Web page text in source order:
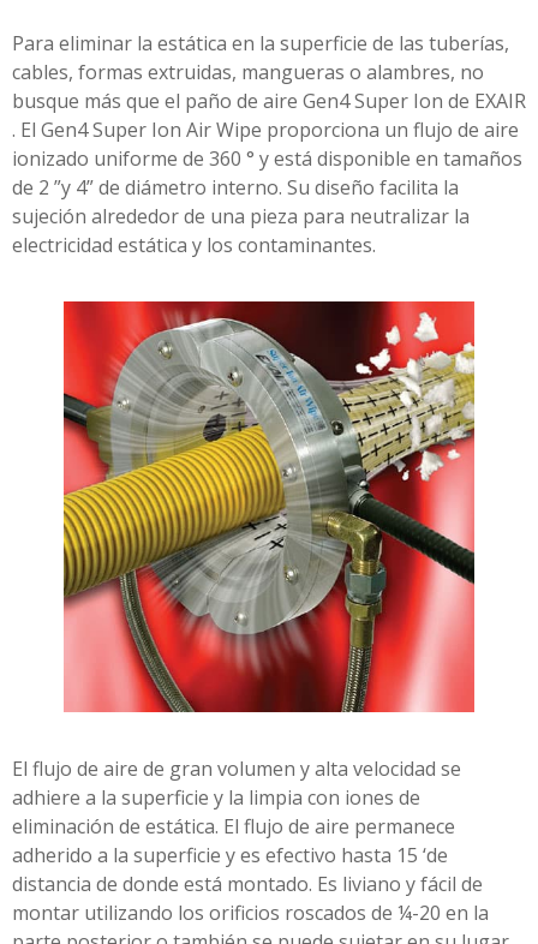
Para eliminar la estática en la superficie de las tuberías,
cables, formas extruidas, mangueras o alambres, no
busque más que el paño de aire Gen4 Super Ion de EXAIR
. El Gen4 Super Ion Air Wipe proporciona un flujo de aire
ionizado uniforme de 360 ​​° y está disponible en tamaños
de 2 ”y 4” de diámetro interno. Su diseño facilita la
sujeción alrededor de una pieza para neutralizar la
electricidad estática y los contaminantes.
El flujo de aire de gran volumen y alta velocidad se
adhiere a la superficie y la limpia con iones de
eliminación de estática. El flujo de aire permanece
adherido a la superficie y es efectivo hasta 15 ‘de
distancia de donde está montado. Es liviano y fácil de
montar utilizando los orificios roscados de ¼-20 en la